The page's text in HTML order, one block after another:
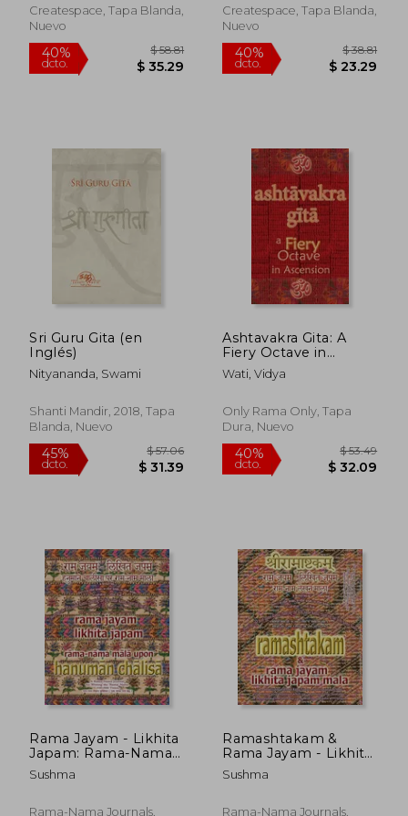
40%
dcto.
45% $ 43.57 45%
Createspace, Tapa Blanda,
Nuevo
Createspace, Tapa Blanda,
Nuevo
Sri Guru Gita (en
Inglés)
Nityananda, Swami
Shanti Mandir, 2018, Tapa
Blanda, Nuevo
Ashtavakra Gita: A
Fiery Octave in
Ascension (en Inglés)
Wati, Vidya
Only Rama Only, Tapa
Dura, Nuevo
Rama Jayam - Likhita
Japam: Rama-Nama
Mala, Upon Hanuman
Chalisa: A Rama-
Writing the 'Rama'
Sushma
Rama-Nama Journals,
Ramashtakam &
Rama Jayam - Likhita
Japam Mala: Journal
for Writing the Rama-
alongside the Sacred
Sushma
Rama-Nama Journals,